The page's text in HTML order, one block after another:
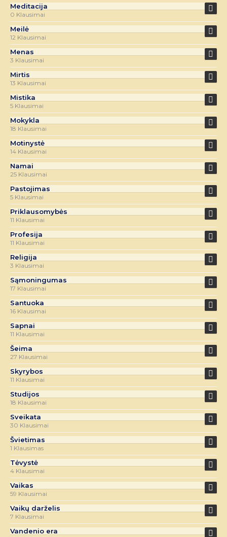
Meditacija
0 Klausimai
Meilė
12 Klausimai
Menas
3 Klausimai
Mirtis
13 Klausimai
Mistika
5 Klausimai
Mokykla
18 Klausimai
Motinystė
14 Klausimai
Namai
25 Klausimai
Pastojimas
5 Klausimai
Priklausomybės
11 Klausimai
Profesija
11 Klausimai
Religija
3 Klausimai
Sąmoningumas
17 Klausimai
Santuoka
16 Klausimai
Sapnai
11 Klausimai
Šeima
27 Klausimai
Skyrybos
11 Klausimai
Studijos
18 Klausimai
Sveikata
30 Klausimai
Švietimas
1 Klausimas
Tėvystė
4 Klausimai
Vaikas
59 Klausimai
Vaikų darželis
7 Klausimai
Vandenio era